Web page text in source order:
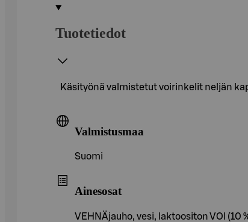
Tuotetiedot
Käsityönä valmistetut voirinkelit neljän
Valmistusmaa
Suomi
Ainesosat
VEHNÄjauho, vesi, laktoositon VOI (10